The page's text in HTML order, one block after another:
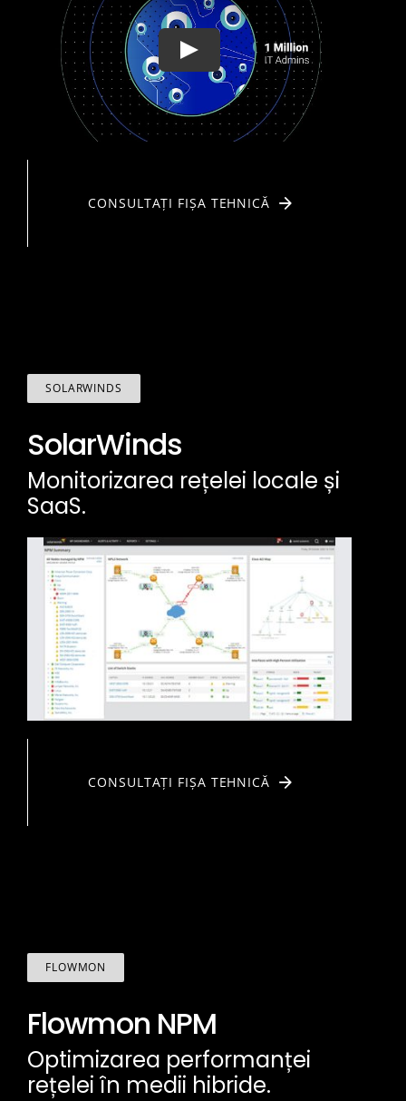
CONSULTAȚI FIȘA TEHNICĂ
SOLARWINDS
SolarWinds
Monitorizarea rețelei locale și
SaaS.
CONSULTAȚI FIȘA TEHNICĂ
FLOWMON
Flowmon NPM
Optimizarea performanței
rețelei în medii hibride.